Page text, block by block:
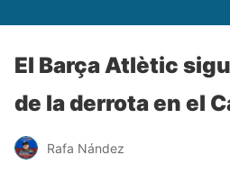
El Barça Atlètic
de la derrota en el
Rafa Nández